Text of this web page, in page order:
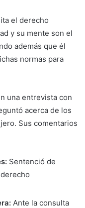
el derecho
y su mente son el
además que él
normas para
una entrevista con
acerca de los
Sus comentarios
Sentenció de
Ante la consulta